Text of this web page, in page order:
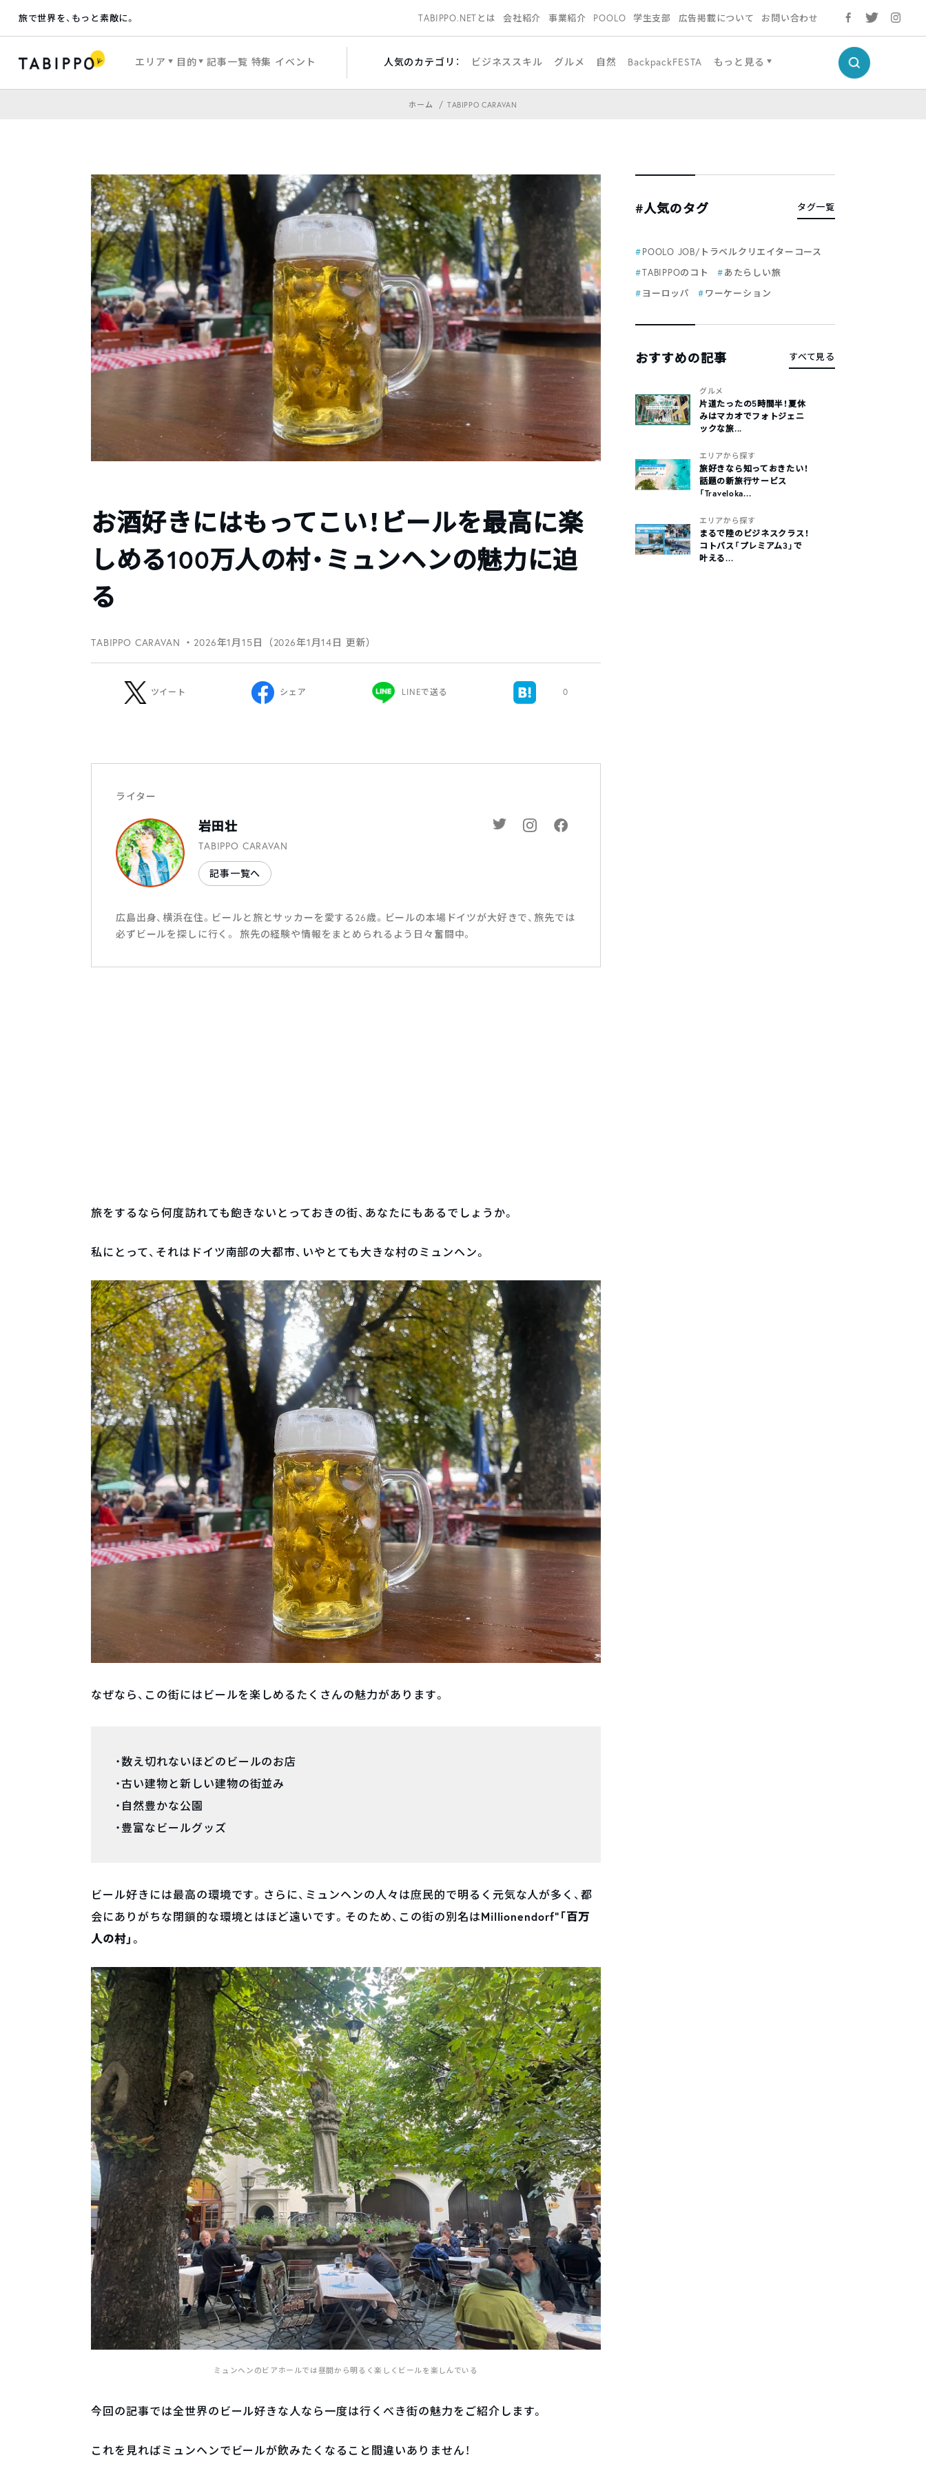
旅で世界を、もっと素敵に。 TABIPPO.NETとは 会社紹介 事業紹介 POOLO 学生支部 広告掲載について お問い合わせ
エリア 目的 記事一覧 特集 イベント 人気のカテゴリ： ビジネススキル グルメ 自然 BackpackFESTA もっと見る
ホーム TABIPPO CARAVAN
お酒好きにはもってこい！ビールを最高に楽
しめる100万人の村・ミュンヘンの魅力に迫
る
TABIPPO CARAVAN ・2026年1月15日（2026年1月14日 更新）
ツイート シェア LINEで送る 0
ライター
岩田壮
TABIPPO CARAVAN
記事一覧へ
広島出身、横浜在住。ビールと旅とサッカーを愛する26歳。ビールの本場ドイツが大好きで、旅先では
必ずビールを探しに行く。 旅先の経験や情報をまとめられるよう日々奮闘中。
旅をするなら何度訪れても飽きないとっておきの街、あなたにもあるでしょうか。
私にとって、それはドイツ南部の大都市、いやとても大きな村のミュンヘン。
なぜなら、この街にはビールを楽しめるたくさんの魅力があります。
・数え切れないほどのビールのお店
・古い建物と新しい建物の街並み
・自然豊かな公園
・豊富なビールグッズ
ビール好きには最高の環境です。さらに、ミュンヘンの人々は庶民的で明るく元気な人が多く、都
会にありがちな閉鎖的な環境とはほど遠いです。そのため、この街の別名はMillionendorf”「百万
人の村」 。
ミュンヘンのビアホールでは昼間から明るく楽しくビールを楽しんでいる
今回の記事では全世界のビール好きな人なら一度は行くべき街の魅力をご紹介します。
これを見ればミュンヘンでビールが飲みたくなること間違いありません！
#人気のタグ タグ一覧
POOLO JOB/トラベルクリエイターコース
TABIPPOのコト
あたらしい旅
ヨーロッパ
ワーケーション
おすすめの記事 すべて見る
グルメ
片道たったの5時間半！夏休
みはマカオでフォトジェニ
ックな旅...
エリアから探す
旅好きなら知っておきたい！
話題の新旅行サービス
「Traveloka...
エリアから探す
まるで陸のビジネスクラス！
コトバス「プレミアム3」で
叶える...